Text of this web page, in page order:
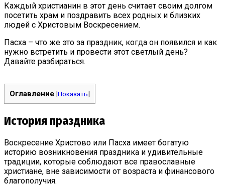
Каждый христианин в этот день считает своим долгом
посетить храм и поздравить всех родных и близких
людей с Христовым Воскресением.
Пасха – что же это за праздник, когда он появился и как
нужно встретить и провести этот светлый день?
Давайте разбираться.
Оглавление [Показать]
История праздника
Воскресение Христово или Пасха имеет богатую
историю возникновения праздника и удивительные
традиции, которые соблюдают все православные
христиане, вне зависимости от возраста и финансового
благополучия.